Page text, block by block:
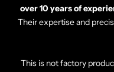
over 10 years of
Their expertise and
This is not factory